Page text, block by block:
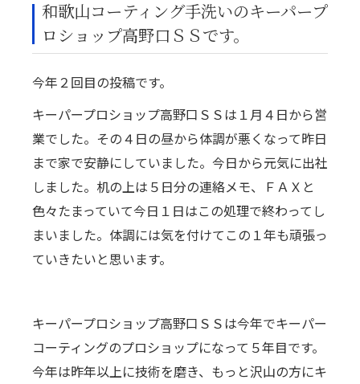
和歌山コーティング手洗いのキーパープ
ロショップ高野口ＳＳです。
今年２回目の投稿です。
キーパープロショップ高野口ＳＳは１月４日から営
業でした。その４日の昼から体調が悪くなって昨日
まで家で安静にしていました。今日から元気に出社
しました。机の上は５日分の連絡メモ、ＦＡＸと
色々たまっていて今日１日はこの処理で終わってし
まいました。体調には気を付けてこの１年も頑張っ
ていきたいと思います。
キーパープロショップ高野口ＳＳは今年でキーパー
コーティングのプロショップになって５年目です。
今年は昨年以上に技術を磨き、もっと沢山の方にキ